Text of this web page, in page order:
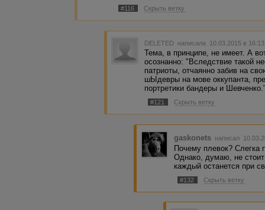
#116 Скрыть ветку
DELETED написала 10.03.2015 в
Тема, в принципе, не имеет. А
осознанно: "Вследствие такой
патриоты, отчаянно забив на
шЫдевры на мове оккупанта,
портретики бандеры и
#121 Скрыть ветку
gaskonets написал
Почему плевок? Слегка
Однако, думаю, не
каждый останется при
#132 Скрыть ветку